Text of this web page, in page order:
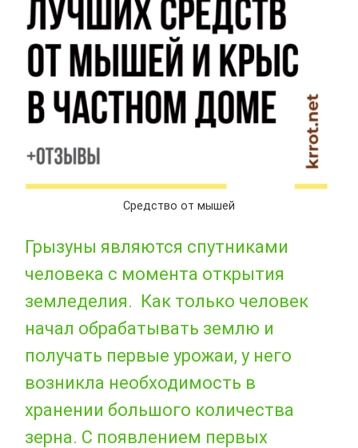
Средство от мышей
Грызуны являются спутниками
человека с момента открытия
земледелия. Как только человек
начал обрабатывать землю и
получать первые урожаи, у него
возникла необходимость в
хранении большого количества
зерна. С появлением первых